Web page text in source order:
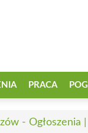
PRACA
- Ogłoszenia